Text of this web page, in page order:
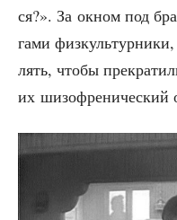
ся?». За окном под
га­ми
лять, что­бы
их шизо­фре­ни­че­ский